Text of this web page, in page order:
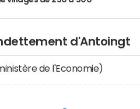
d'Antoingt
de l'Economie)